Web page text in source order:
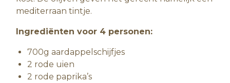
mediterraan tintje.
Ingrediënten voor 4 personen:
700g aardappelschijfjes
2 rode uien
2 rode paprika’s